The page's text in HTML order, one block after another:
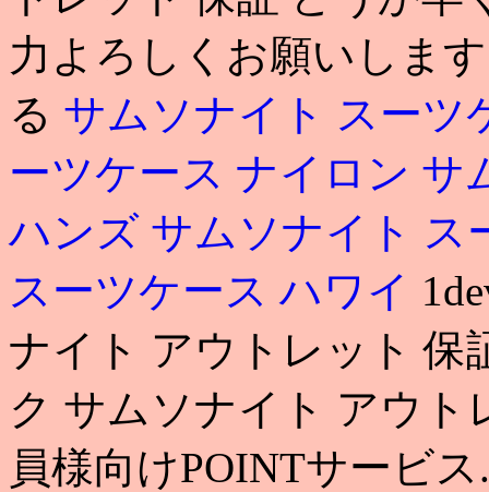
力よろしくお願いしま
る サムソナイト スーツ
ーツケース ナイロン サ
ハンズ サムソナイト ス
スーツケース ハワイ
ナイト アウトレット 保
ク サムソナイト アウト
員様向けPOINTサービ